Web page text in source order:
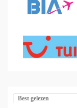
Best gelezen